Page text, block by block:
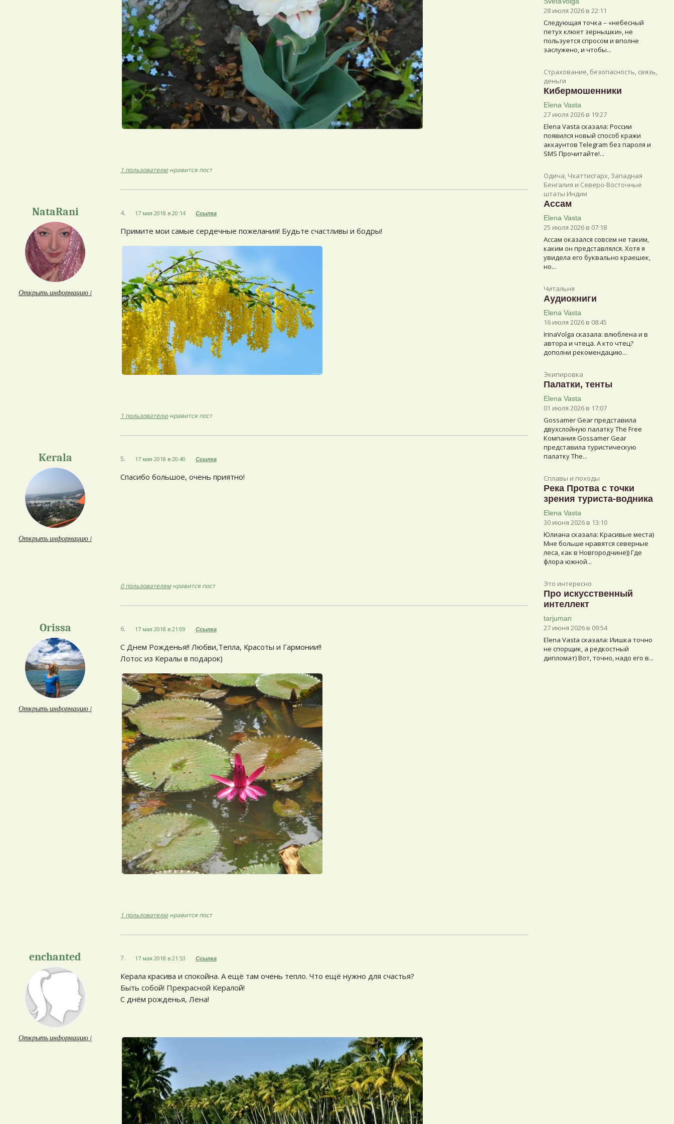
28 июля 2026 в 22:11
Следующая точка – «небесный
петух клюет зернышки», не
пользуется спросом и вполне
заслужено, и чтобы...
Страхование, безопасность, связь,
деньги
Кибермошенники
Elena Vasta
27 июля 2026 в 19:27
Elena Vasta сказалa: России
появился новый способ кражи
аккаунтов Telegram без пароля и
SMS Прочитайте!...
Одича, Чхаттисгарх, Западная
Бенгалия и Северо-Восточные
штаты Индии
Ассам
Elena Vasta
25 июля 2026 в 07:18
Ассам оказался совсем не таким,
каким он представлялся. Хотя я
увидела его буквально краешек,
но...
Читальня
Аудиокниги
Elena Vasta
16 июля 2026 в 08:45
IrinaVolga сказалa: влюблена и в
автора и чтеца. А кто чтец?
дополни рекомендацию...
Экипировка
Палатки, тенты
Elena Vasta
01 июля 2026 в 17:07
Gossamer Gear представила
двухслойную палатку The Free
Компания Gossamer Gear
представила туристическую
палатку The...
Сплавы и походы
Река Протва с точки
зрения туриста-водника
Elena Vasta
30 июня 2026 в 13:10
Юлиана сказалa: Красивые места)
Мне больше нравятся северные
леса, как в Новгородчине)) Где
флора южной...
Это интересно
Про искусственный
интеллект
tarjuman
27 июня 2026 в 09:54
Elena Vasta сказалa: Иишка точно
не спорщик, а редкостный
дипломат) Вот, точно, надо его в...
1 пользователюнравится пост
NataRani
Открыть информацию ↓
4. 17 мая 2018 в 20:14 Ссылка
Примите мои самые сердечные пожелания! Будьте счастливы и бодры!
1 пользователюнравится пост
Kerala
Открыть информацию ↓
5. 17 мая 2018 в 20:40 Ссылка
Спасибо большое, очень приятно!
0 пользователямнравится пост
Orissa
Открыть информацию ↓
6. 17 мая 2018 в 21:09 Ссылка
С Днем Рожденья!! Любви,Тепла, Красоты и Гармонии!!
Лотос из Кералы в подарок)
1 пользователюнравится пост
enchanted
Открыть информацию ↓
7. 17 мая 2018 в 21:53 Ссылка
Керала красива и спокойна. А ещё там очень тепло. Что ещё нужно для счастья?
Быть собой! Прекрасной Кералой!
С днём рожденья, Лена!